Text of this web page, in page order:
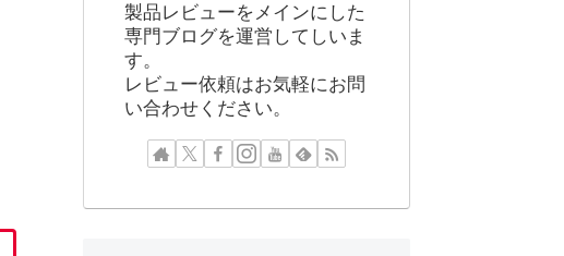
製品レビューをメインにした
専門ブログを運営してしいま
す。
レビュー依頼はお気軽にお問
い合わせください。